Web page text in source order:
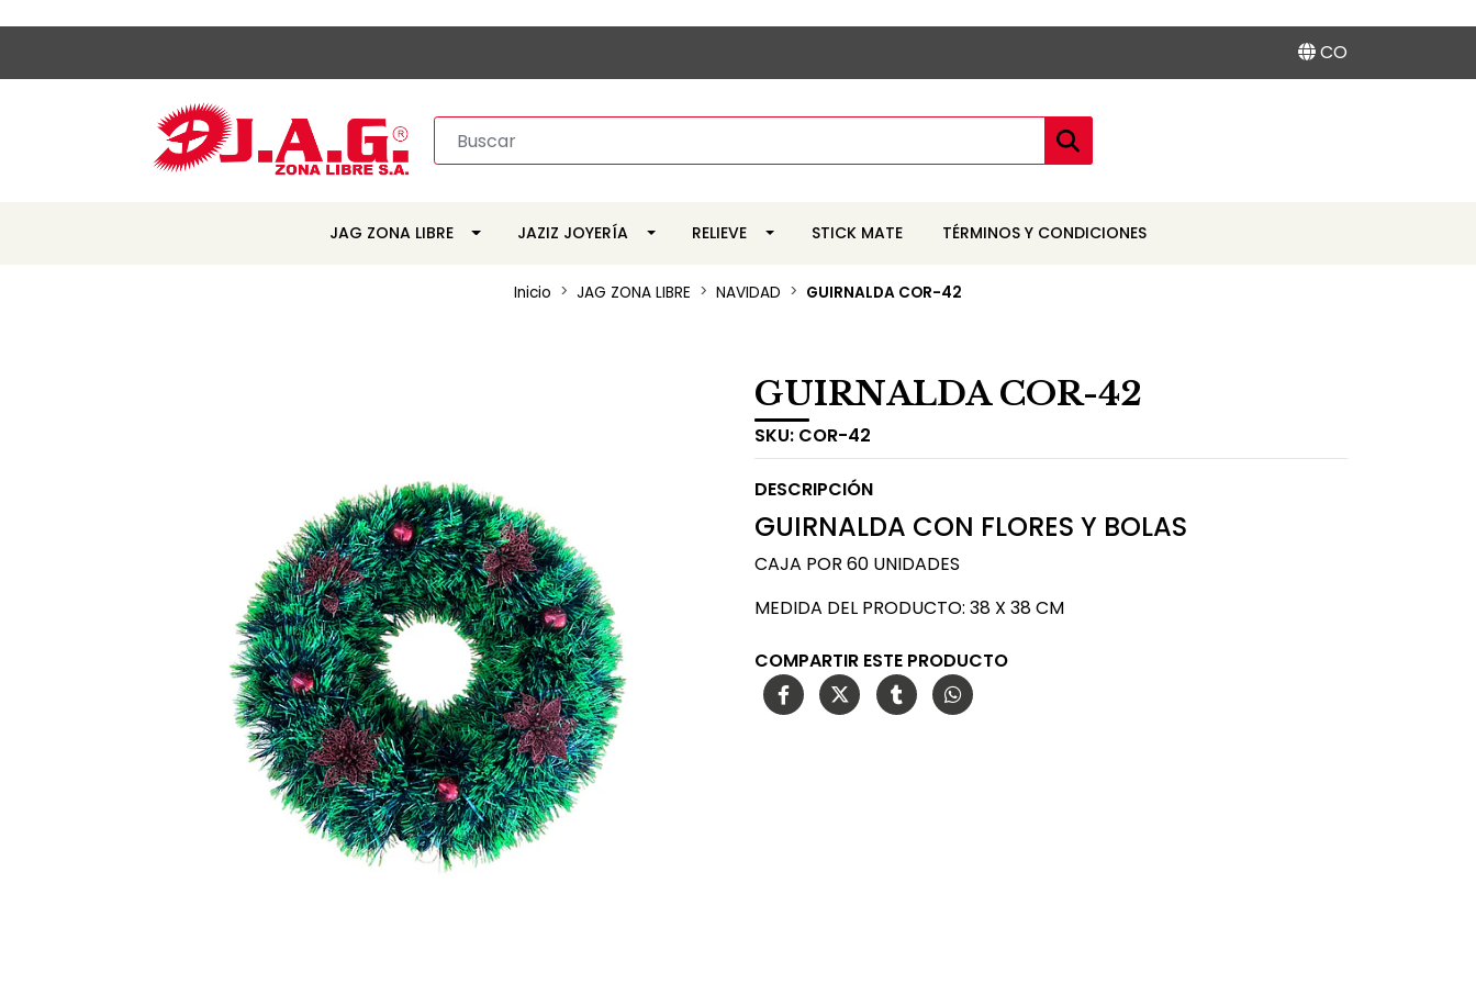
CO
JAG ZONA LIBRE JAZIZ JOYERÍA RELIEVE STICK MATE TÉRMINOS Y CONDICIONES
Inicio JAG ZONA LIBRE NAVIDAD GUIRNALDA COR-42
GUIRNALDA COR-42
SKU: COR-42
DESCRIPCIÓN
GUIRNALDA CON FLORES Y BOLAS
CAJA POR 60 UNIDADES
MEDIDA DEL PRODUCTO: 38 X 38 CM
COMPARTIR ESTE PRODUCTO